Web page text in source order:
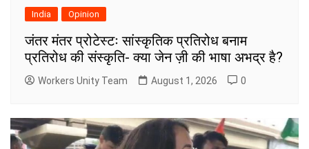
India Opinion
जंतर मंतर प्रोटेस्टः सांस्कृतिक प्रतिरोध बनाम
प्रतिरोध की संस्कृति- क्या जेन ज़ी की भाषा अभद्र है?
Workers Unity Team August 1, 2026 0